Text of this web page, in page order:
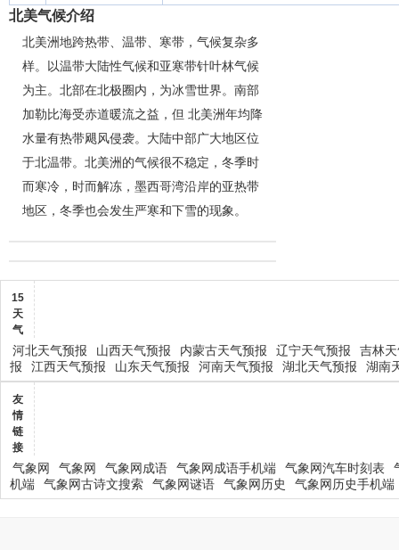
北美气候介绍
北美洲地跨热带、温带、寒带，气候复杂多
样。以温带大陆性气候和亚寒带针叶林气候
为主。北部在北极圈内，为冰雪世界。南部
加勒比海受赤道暖流之益，但 北美洲年均降
水量有热带飓风侵袭。大陆中部广大地区位
于北温带。北美洲的气候很不稳定，冬季时
而寒冷，时而解冻，墨西哥湾沿岸的亚热带
地区，冬季也会发生严寒和下雪的现象。
15
天
气
河北天气预报 山西天气预报 内蒙古天气预报 辽宁天气预报
吉林
报
江西天气预报 山东天气预报 河南天气预报 湖北天气预报 湖南
友
情
链
接
气象网 气象网 气象网成语 气象网成语手机端 气象网汽车时刻表
机端
气象网古诗文搜索 气象网谜语 气象网历史 气象网历史手机端